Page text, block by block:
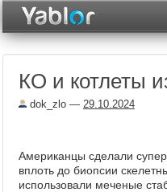
КО и котлеты
dok_zlo — 29.10.2024
Американцы сделали
вплоть до биопсии
использовали меченые